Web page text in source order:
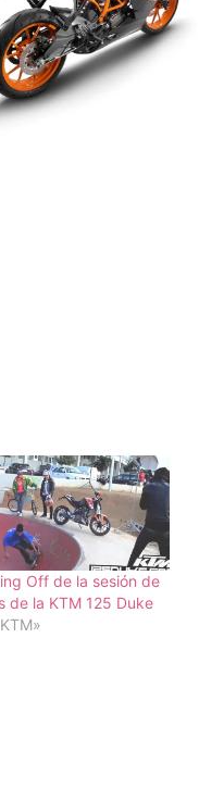
Off de la sesión de
de la KTM 125 Duke